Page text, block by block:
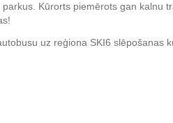
Kūrorts piemērots gan kalnu
uz reģiona SKI6 slēpošanas